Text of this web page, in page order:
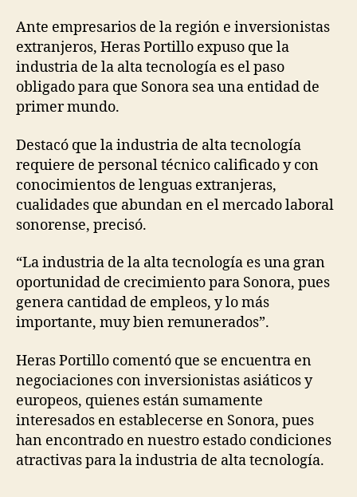
Ante empresarios de la región e inversionistas
extranjeros, Heras Portillo expuso que la
industria de la alta tecnología es el paso
obligado para que Sonora sea una entidad de
primer mundo.
Destacó que la industria de alta tecnología
requiere de personal técnico calificado y con
conocimientos de lenguas extranjeras,
cualidades que abundan en el mercado laboral
sonorense, precisó.
“La industria de la alta tecnología es una gran
oportunidad de crecimiento para Sonora, pues
genera cantidad de empleos, y lo más
importante, muy bien remunerados”.
Heras Portillo comentó que se encuentra en
negociaciones con inversionistas asiáticos y
europeos, quienes están sumamente
interesados en establecerse en Sonora, pues
han encontrado en nuestro estado condiciones
atractivas para la industria de alta tecnología.